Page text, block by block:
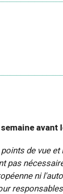
avant
de vue
pas
ni